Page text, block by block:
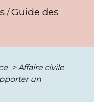
/Guide des
> Affaire civile
un